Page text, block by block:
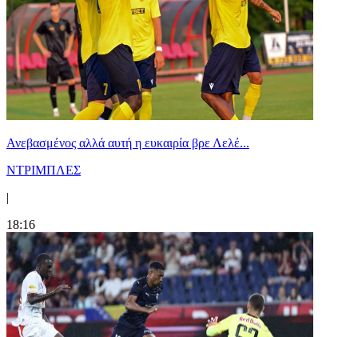
Ανεβασμένος αλλά αυτή η ευκαιρία βρε Λελέ...
ΝΤΡΙΜΠΛΕΣ
|
18:16